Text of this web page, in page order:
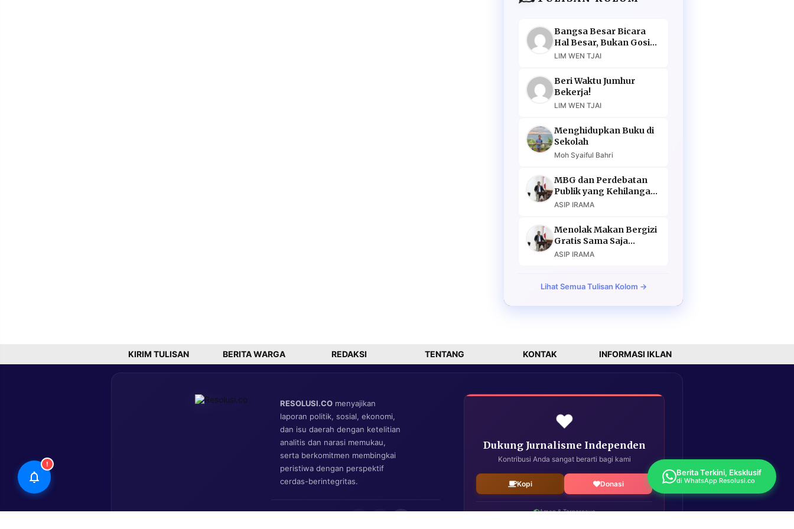
Bangsa Besar Bicara
Hal Besar, Bukan Gosip
Murahan
LIM WEN TJAI
Beri Waktu Jumhur
Bekerja!
LIM WEN TJAI
Menghidupkan Buku di
Sekolah
Moh Syaiful Bahri
MBG dan Perdebatan
Publik yang Kehilangan
Argumen
ASIP IRAMA
Menolak Makan Bergizi
Gratis Sama Saja
Menolak Masa Depan
ASIP IRAMA
Lihat Semua Tulisan Kolom →
KIRIM TULISAN BERITA WARGA REDAKSI TENTANG KONTAK INFORMASI IKLAN
RESOLUSI.CO menyajikan
laporan politik, sosial, ekonomi,
dan isu daerah dengan ketelitian
analitis dan narasi memukau,
serta berkomitmen membingkai
peristiwa dengan perspektif
cerdas-berintegritas.
❤️
Dukung Jurnalisme Independen
Kontribusi Anda sangat berarti bagi kami
Kopi Donasi
Aman & Terpercaya
!
Berita Terkini, Eksklusif
di WhatsApp Resolusi.co